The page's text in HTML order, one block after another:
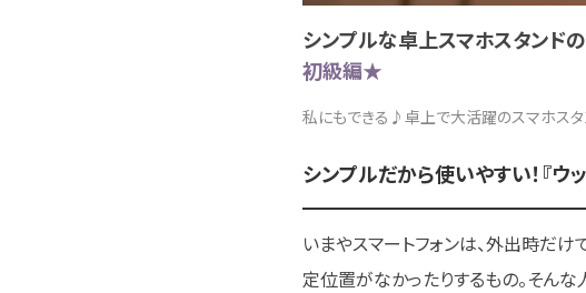
シンプルな卓上スマホスタンド
初級編★
私にもできる♪卓上で大活躍のスマホスタ
シンプルだから使いやすい！『ウ
いまやスマートフォンは、外出時だ
定位置がなかったりするもの。そん